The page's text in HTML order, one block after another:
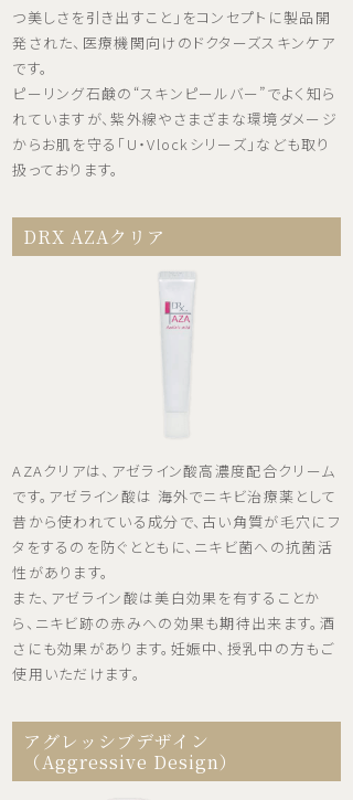
つ美しさを引き出すこと」をコンセプトに製品開
発された、医療機関向けのドクターズスキンケア
です。
ピーリング石鹸の“スキンピールバー”でよく知ら
れていますが、紫外線やさまざまな環境ダメージ
からお肌を守る「U・Vlockシリーズ」なども取り
扱っております。
DRX AZAクリア
AZAクリアは、アゼライン酸高濃度配合クリーム
です。アゼライン酸は 海外でニキビ治療薬として
昔から使われている成分で、古い角質が毛穴にフ
タをするのを防ぐとともに、ニキビ菌への抗菌活
性があります。
また、アゼライン酸は美白効果を有することか
ら、ニキビ跡の赤みへの効果も期待出来ます。酒
さにも効果があります。妊娠中、授乳中の方もご
使用いただけます。
アグレッシブデザイン
（Aggressive Design）